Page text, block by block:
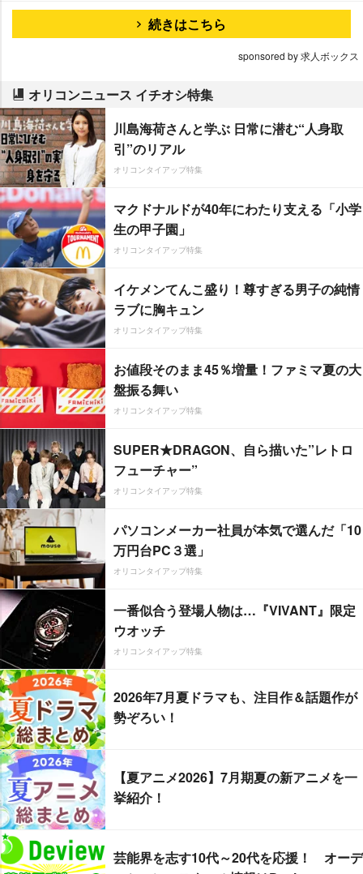
続きはこちら
sponsored by 求人ボックス
オリコンニュース イチオシ特集
川島海荷さんと学ぶ 日常に潜む“人身取
引”のリアル
オリコンタイアップ特集
マクドナルドが40年にわたり支える「小学
生の甲子園」
オリコンタイアップ特集
イケメンてんこ盛り！尊すぎる男子の純情
ラブに胸キュン
オリコンタイアップ特集
お値段そのまま45％増量！ファミマ夏の大
盤振る舞い
オリコンタイアップ特集
SUPER★DRAGON、自ら描いた”レトロ
フューチャー”
オリコンタイアップ特集
パソコンメーカー社員が本気で選んだ「10
万円台PC３選」
オリコンタイアップ特集
一番似合う登場人物は…『VIVANT』限定
ウオッチ
オリコンタイアップ特集
2026年7月夏ドラマも、注目作＆話題作が
勢ぞろい！
【夏アニメ2026】7月期夏の新アニメを一
挙紹介！
芸能界を志す10代～20代を応援！ オーデ